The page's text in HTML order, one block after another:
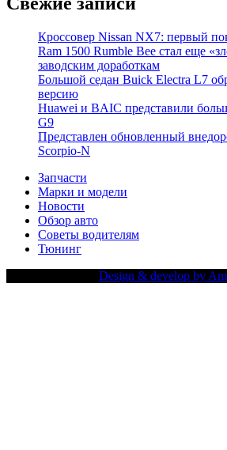
Кроссовер Nissan NX7: первый
Ram 1500 Rumble Bee стал еще
заводским доработкам
Большой седан Buick Electra L7
версию
Huawei и BAIC представили
G9
Представлен обновленный
Scorpio-N
Запчасти
Марки и модели
Новости
Обзор авто
Советы водителям
Тюнинг
Design & develop by